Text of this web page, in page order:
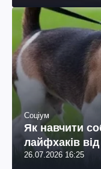
Соціум
Як навчити
лайфхаків
26.07.2026 16:25